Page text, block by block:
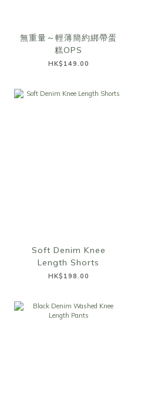
無重量～輕薄簡約綁帶蛋
糕OPS
HK$149.00
Soft Denim Knee
Length Shorts
HK$198.00